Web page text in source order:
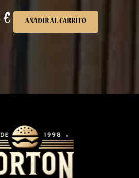
€ AÑADIR AL CARRITO